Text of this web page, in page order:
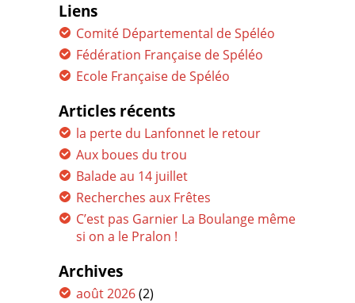
Liens
Comité Départemental de Spéléo
Fédération Française de Spéléo
Ecole Française de Spéléo
Articles récents
la perte du Lanfonnet le retour
Aux boues du trou
Balade au 14 juillet
Recherches aux Frêtes
C’est pas Garnier La Boulange même
si on a le Pralon !
Archives
août 2026(2)